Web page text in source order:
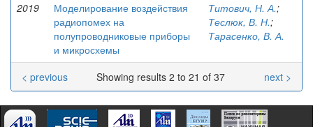
2019
Моделирование воздействия
радиопомех на
полупроводниковые приборы
и микросхемы
Титович, Н. А.;
Теслюк, В. Н.;
Тарасенко, В. А.
Showing results 2 to 21 of 37
< previous next >